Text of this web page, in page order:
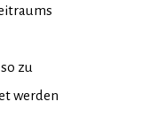
zu
werden